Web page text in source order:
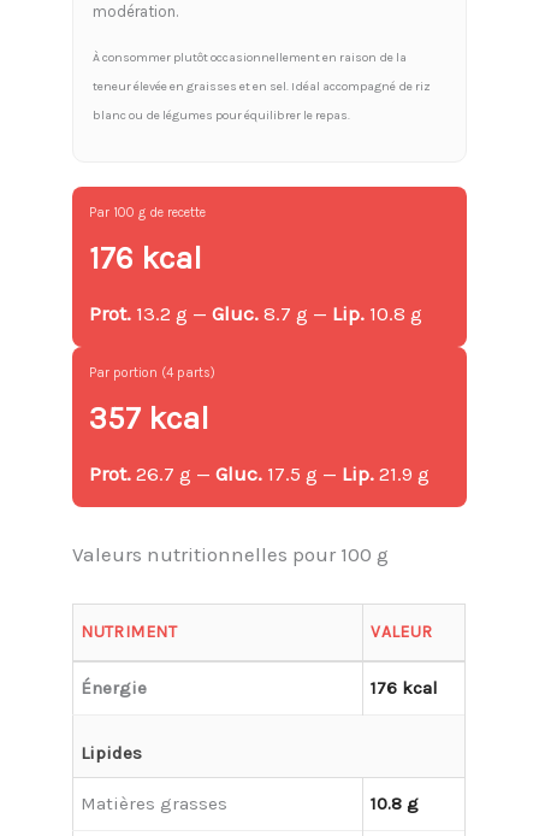
modération.
À consommer plutôt occasionnellement en raison de la
teneur élevée en graisses et en sel. Idéal accompagné de riz
blanc ou de légumes pour équilibrer le repas.
Par 100 g de recette
176 kcal
Prot. 13.2 g —Gluc. 8.7 g — Lip. 10.8 g
Par portion (4 parts)
357 kcal
Prot. 26.7 g —Gluc. 17.5 g — Lip. 21.9 g
Valeurs nutritionnelles pour 100 g
NUTRIMENT VALEUR
Énergie 176 kcal
Lipides
Matières grasses 10.8 g